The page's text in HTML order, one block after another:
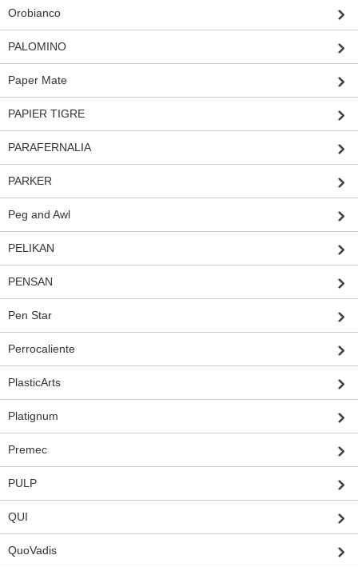
Orobianco
PALOMINO
Paper Mate
PAPIER TIGRE
PARAFERNALIA
PARKER
Peg and Awl
PELIKAN
PENSAN
Pen Star
Perrocaliente
PlasticArts
Platignum
Premec
PULP
QUI
QuoVadis